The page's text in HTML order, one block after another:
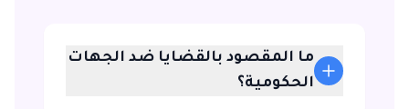
ما المقصود بالقضايا ضد الجهات
الحكومية؟